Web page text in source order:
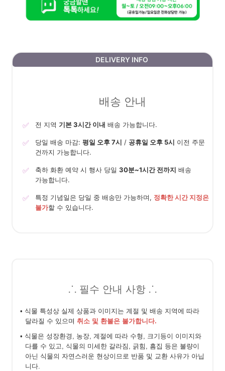
DELIVERY INFO
배송 안내
✅ 전 지역 기본 3시간 이내 배송 가능합니다.
✅ 당일 배송 마감: 평일 오후 7시 / 공휴일 오후 5시 이전 주문
건까지 가능합니다.
✅ 축하 화환 예약 시 행사 당일 30분~1시간 전까지 배송
가능합니다.
✅ 특정 기념일은 당일 중 배송만 가능하며, 정확한 시간 지정은
불가할 수 있습니다.
⸫ 필수 안내 사항 ⸫
• 식물 특성상 실제 상품과 이미지는 계절 및 배송 지역에 따라
달라질 수 있으며 취소 및 환불은 불가합니다.
• 식물은 성장환경, 농장, 계절에 따라 수형, 크기등이 이미지와
다를 수 있고, 식물의 미세한 갈라짐, 긁힘, 흠집 등은 불량이
아닌 식물의 자연스러운 현상이므로 반품 및 교환 사유가 아닙
니다.